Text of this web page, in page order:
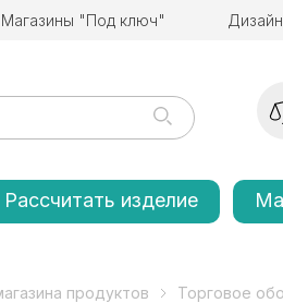
Магазины "Под ключ"
Рассчитать изделие
продуктов Торговое